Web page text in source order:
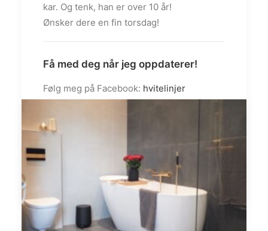
kar. Og tenk, han er over 10 år!
Ønsker dere en fin torsdag!
Få med deg når jeg oppdaterer!
Følg meg på Facebook: hvitelinjer
Instagram:
@hvitelinjer_crochet